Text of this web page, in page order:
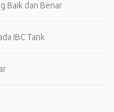
Baik dan Benar
IBC Tank